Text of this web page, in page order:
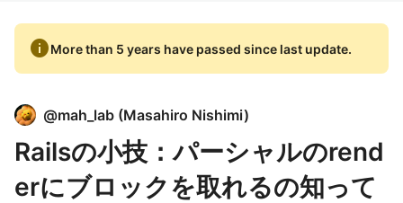
infoMore than 5 years have passed since last update.
@mah_lab (Masahiro Nishimi)
Railsの小技：パーシャルのrend
erにブロックを取れるの知って